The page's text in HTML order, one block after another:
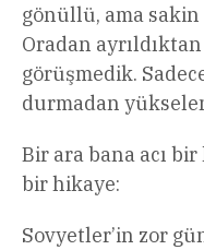
gönüllü, ama sakin
Oradan
görüşmedik.
durmadan
Bir ara bana acı bir
bir hikaye:
Sovyetler’in zor